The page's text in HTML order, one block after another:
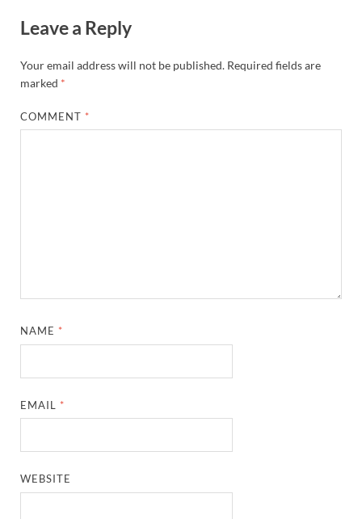
Leave a Reply
Your email address will not be published. Required fields are
marked *
COMMENT *
NAME *
EMAIL *
WEBSITE